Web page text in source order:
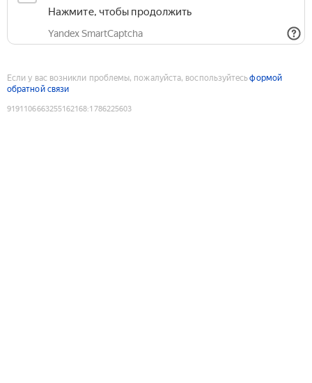
Нажмите, чтобы продолжить
Yandex SmartCaptcha
Если у вас возникли проблемы, пожалуйста, воспользуйтесьформой
обратной связи
9191106663255162168:1786225603